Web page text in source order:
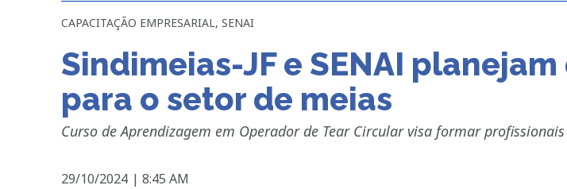
CAPACITAÇÃO EMPRESARIAL,SENAI
Sindimeias-JF e SENAI
para o setor de meias
Curso de Aprendizagem em Operador de Tear Circular visa formar
29/10/2024 | 8:45 AM